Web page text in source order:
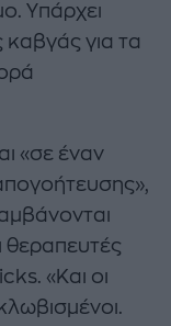
Υπάρχει
για τα
«σε έναν
θεραπευτές
«Και οι